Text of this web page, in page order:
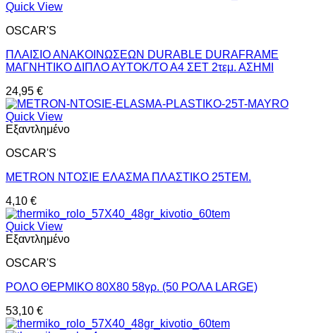
Quick View
OSCAR'S
ΠΛΑΙΣΙΟ ΑΝΑΚΟΙΝΩΣΕΩΝ DURABLE DURAFRAME
ΜΑΓΝΗΤΙΚΟ ΔΙΠΛΟ ΑΥΤΟΚ/ΤΟ Α4 ΣΕΤ 2τεμ. ΑΣΗΜΙ
24,95 €
Quick View
Εξαντλημένο
OSCAR'S
METRON ΝΤΟΣΙΕ ΕΛΑΣΜΑ ΠΛΑΣΤΙΚΟ 25ΤΕΜ.
4,10 €
Quick View
Εξαντλημένο
OSCAR'S
ΡΟΛΟ ΘΕΡΜΙΚΟ 80Χ80 58γρ. (50 ΡΟΛΑ LARGE)
53,10 €